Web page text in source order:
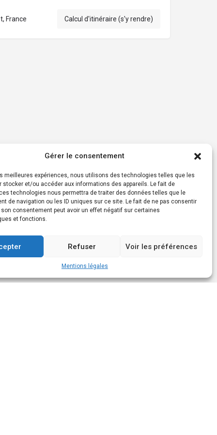
Gérer le consentement
meilleures expériences, nous utilisons des technologies telles que les
stocker et/ou accéder aux informations des appareils. Le fait de
technologies nous permettra de traiter des données telles que le
de navigation ou les ID uniques sur ce site. Le fait de ne pas consentir
son consentement peut avoir un effet négatif sur certaines
et fonctions.
Refuser Voir les préférences
Mentions légales
France Calcul d'itinéraire (s'y rendre)